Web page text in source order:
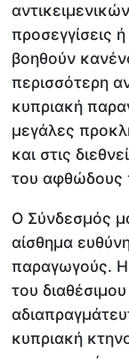
προσεγγίσεις
βοηθούν
περισσότερη
κυπριακή
μεγάλες
και στις
του αφθώδους
Ο Σύνδεσμός
αίσθημα
παραγωγούς.
του
κυπριακή